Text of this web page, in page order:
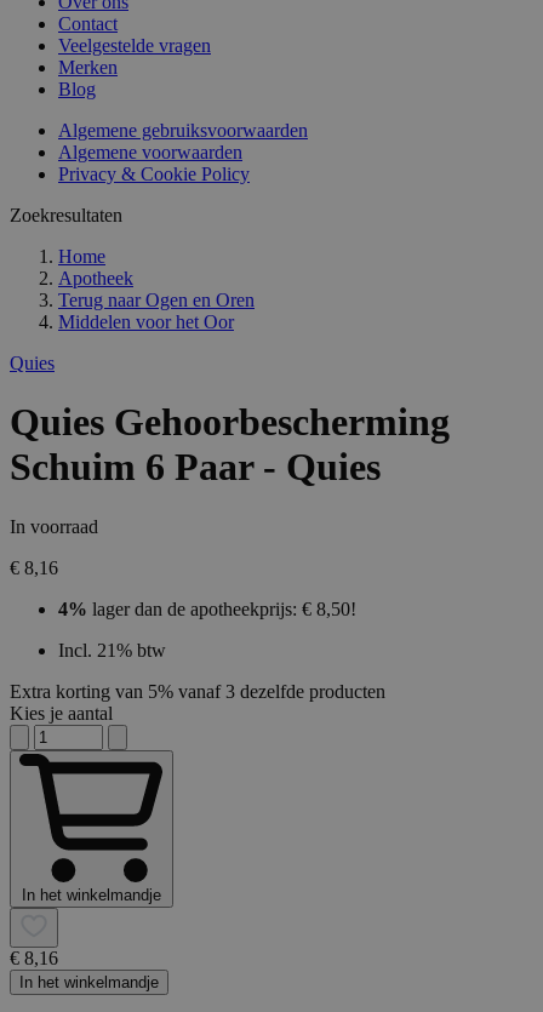
Contact
Veelgestelde vragen
Merken
Blog
Algemene gebruiksvoorwaarden
Algemene voorwaarden
Privacy & Cookie Policy
Zoekresultaten
Home
Apotheek
Terug naar Ogen en Oren
Middelen voor het Oor
Quies
Quies Gehoorbescherming
Schuim 6 Paar - Quies
In voorraad
€ 8,16
4% lager dan de apotheekprijs: € 8,50!
Incl. 21% btw
Extra korting van 5% vanaf 3 dezelfde producten
Kies je aantal
In het winkelmandje
€ 8,16
In het winkelmandje